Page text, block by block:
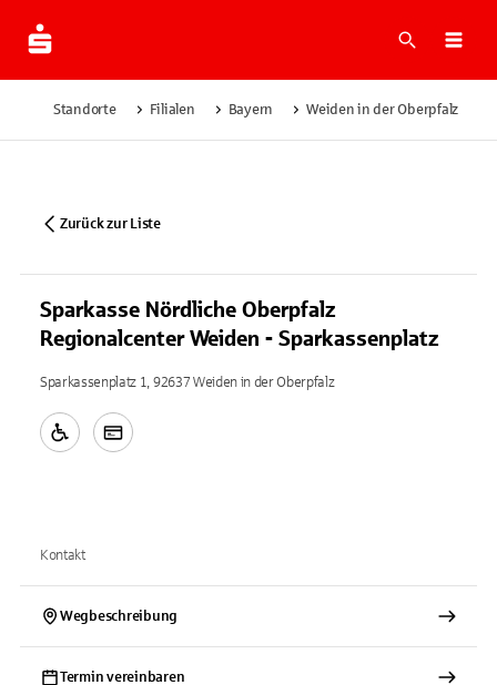
Suche
Standorte Filialen Bayern Weiden in der Oberpfalz
Zurück zur Liste
Sparkasse Nördliche Oberpfalz
Regionalcenter Weiden - Sparkassenplatz
Sparkassenplatz 1, 92637 Weiden in der Oberpfalz
Kontakt
Wegbeschreibung
Termin vereinbaren